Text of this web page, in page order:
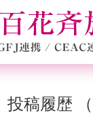
投稿履歴